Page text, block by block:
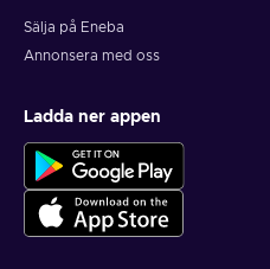
Sälja på Eneba
Annonsera med oss
Ladda ner appen